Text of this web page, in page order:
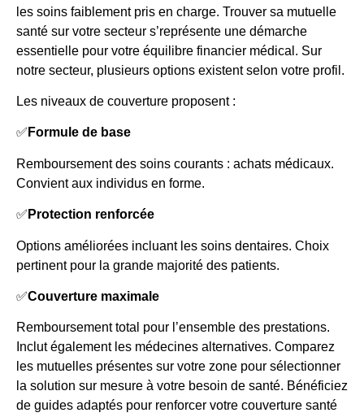
les soins faiblement pris en charge. Trouver sa mutuelle
santé sur votre secteur s’représente une démarche
essentielle pour votre équilibre financier médical. Sur
notre secteur, plusieurs options existent selon votre profil.
Les niveaux de couverture proposent :
✅ Formule de base
Remboursement des soins courants : achats médicaux.
Convient aux individus en forme.
✅ Protection renforcée
Options améliorées incluant les soins dentaires. Choix
pertinent pour la grande majorité des patients.
✅Couverture maximale
Remboursement total pour l’ensemble des prestations.
Inclut également les médecines alternatives. Comparez
les mutuelles présentes sur votre zone pour sélectionner
la solution sur mesure à votre besoin de santé. Bénéficiez
de guides adaptés pour renforcer votre couverture santé